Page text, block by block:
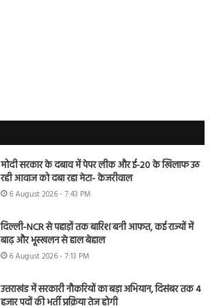
मोदी सरकार के दबाव में पेपर लीक और ई-20 के खिलाफ उठ
रही आवाज को दबा रहा मेटा- केजरीवाल
6 August 2026 - 7:43 PM
दिल्ली-NCR से पहाड़ों तक बारिश बनी आफत, कई राज्यों में
बाढ़ और भूस्खलन से हाल बेहाल
6 August 2026 - 7:13 PM
उत्तराखंड में सरकारी नौकरियों का बड़ा अभियान, दिसंबर तक 4
हजार पदों की भर्ती प्रक्रिया तेज होगी